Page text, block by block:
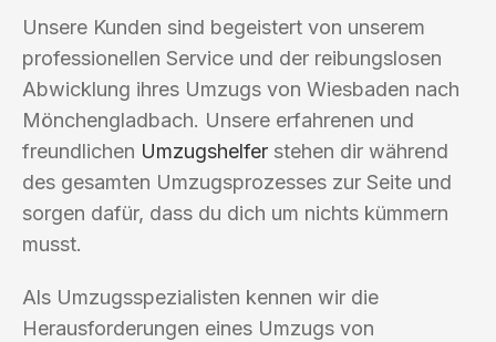
Unsere Kunden sind begeistert von unserem
professionellen Service und der reibungslosen
Abwicklung ihres Umzugs von Wiesbaden nach
Mönchengladbach. Unsere erfahrenen und
freundlichen Umzugshelfer stehen dir während
des gesamten Umzugsprozesses zur Seite und
sorgen dafür, dass du dich um nichts kümmern
musst.
Als Umzugsspezialisten kennen wir die
Herausforderungen eines Umzugs von